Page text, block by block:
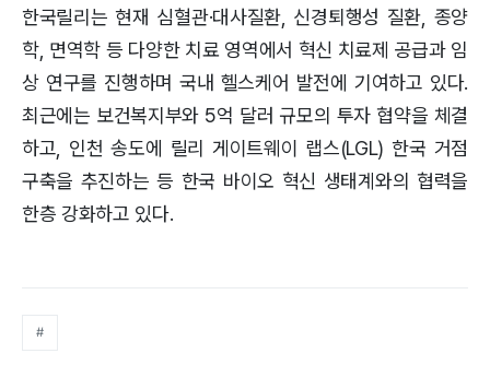
한국릴리는 현재 심혈관·대사질환, 신경퇴행성 질환, 종양
학, 면역학 등 다양한 치료 영역에서 혁신 치료제 공급과 임
상 연구를 진행하며 국내 헬스케어 발전에 기여하고 있다.
최근에는 보건복지부와 5억 달러 규모의 투자 협약을 체결
하고, 인천 송도에 릴리 게이트웨이 랩스(LGL) 한국 거점
구축을 추진하는 등 한국 바이오 혁신 생태계와의 협력을
한층 강화하고 있다.
#